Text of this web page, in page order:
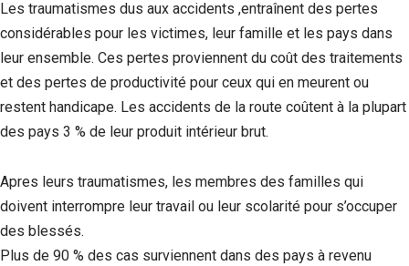
Les traumatismes dus aux accidents ,entraînent des pertes
considérables pour les victimes, leur famille et les pays dans
leur ensemble. Ces pertes proviennent du coût des traitements
et des pertes de productivité pour ceux qui en meurent ou
restent handicape. Les accidents de la route coûtent à la plupart
des pays 3 % de leur produit intérieur brut.
Apres leurs traumatismes, les membres des familles qui
doivent interrompre leur travail ou leur scolarité pour s’occuper
des blessés.
Plus de 90 % des cas surviennent dans des pays à revenu